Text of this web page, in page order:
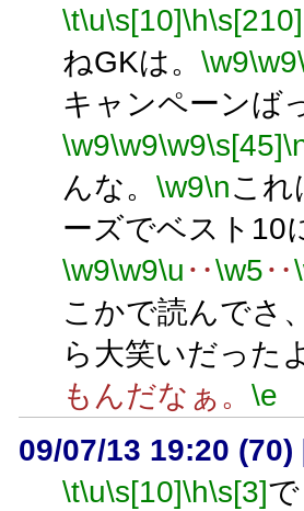
\t\u\s[10]\h\s[210]
ねGKは。 \w9\w9
キャンペーンば
\w9\w9\w9\s[45]
んな。 \w9\nこれ
ーズでベスト10
\w9\w9\u ‥\w5‥
こかで読んでさ
ら大笑いだった
もんだなぁ。 \e
09/07/13 19:20 (70)
\t\u\s[10]\h\s[3]